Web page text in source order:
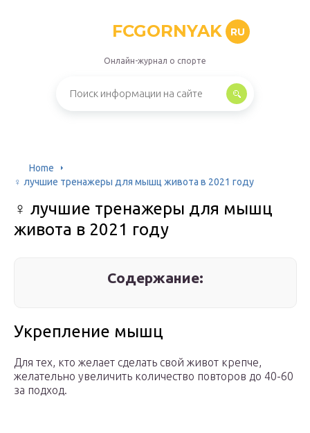
FCGORNYAK RU
Онлайн-журнал о спорте
Home
‍♀ лучшие тренажеры для мышц живота в 2021 году
‍♀ лучшие тренажеры для мышц
живота в 2021 году
Содержание:
Укрепление мышц
Для тех, кто желает сделать свой живот крепче,
желательно увеличить количество повторов до 40-60
за подход.